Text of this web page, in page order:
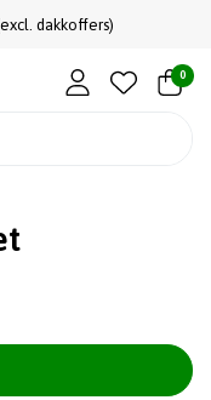
dakkoffers)
0